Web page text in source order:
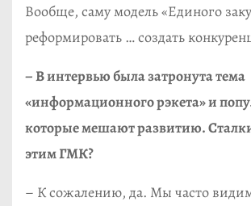
Вообще, саму модель «Единого
реформировать … создать
– В интервью была затронута тема
«информационного рэкета» и
которые мешают развитию.
этим ГМК?
– К сожалению, да. Мы часто